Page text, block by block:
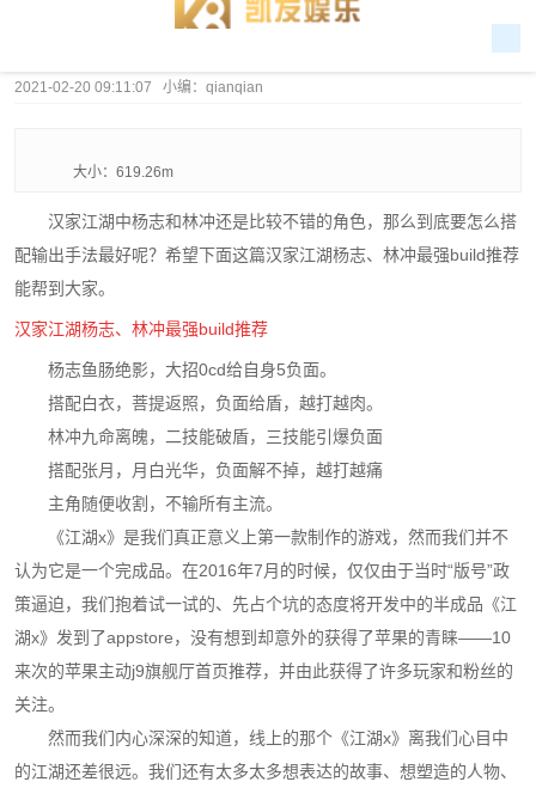
2021-02-20 09:11:07 小编：qianqian
大小：619.26m
汉家江湖中杨志和林冲还是比较不错的角色，那么到底要怎么搭
配输出手法最好呢？希望下面这篇汉家江湖杨志、林冲最强build推荐
能帮到大家。
汉家江湖杨志、林冲最强build推荐
杨志鱼肠绝影，大招0cd给自身5负面。
搭配白衣，菩提返照，负面给盾，越打越肉。
林冲九命离魄，二技能破盾，三技能引爆负面
搭配张月，月白光华，负面解不掉，越打越痛
主角随便收割，不输所有主流。
《江湖x》是我们真正意义上第一款制作的游戏，然而我们并不
认为它是一个完成品。在2016年7月的时候，仅仅由于当时“版号”政
策逼迫，我们抱着试一试的、先占个坑的态度将开发中的半成品《江
湖x》发到了appstore，没有想到却意外的获得了苹果的青睐——10
来次的苹果主动j9旗舰厅首页推荐，并由此获得了许多玩家和粉丝的
关注。
然而我们内心深深的知道，线上的那个《江湖x》离我们心目中
的江湖还差很远。我们还有太多太多想表达的故事、想塑造的人物、